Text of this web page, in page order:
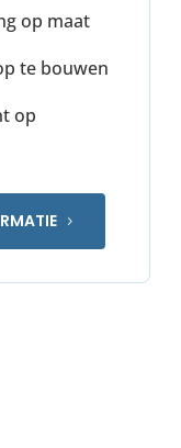
op maat
te bouwen
op